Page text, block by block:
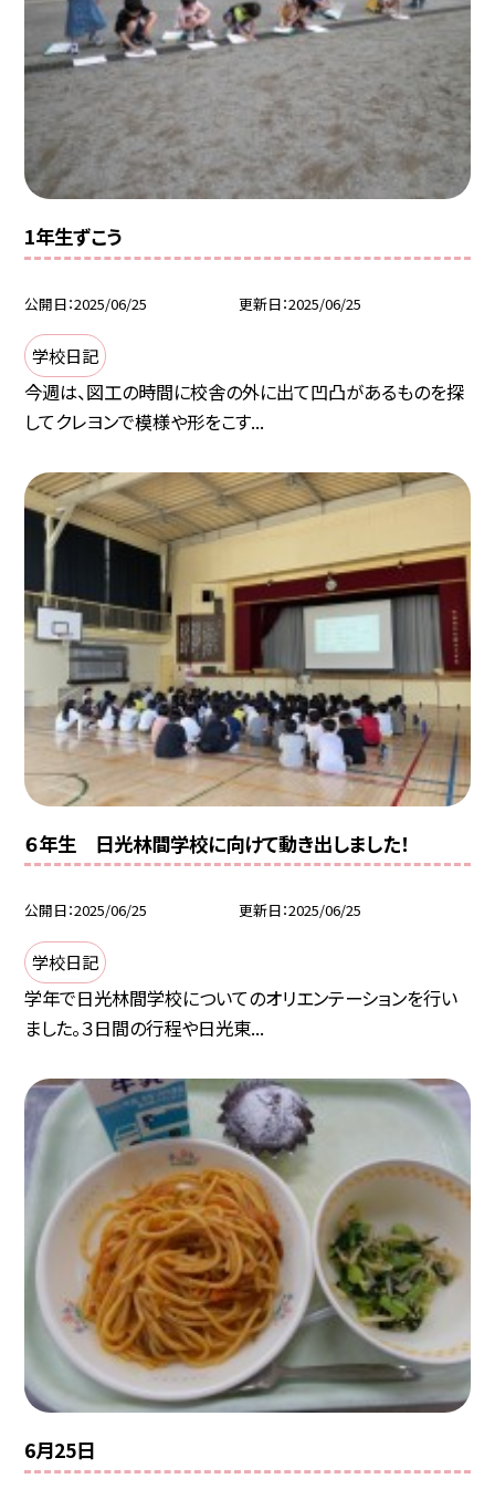
1年生ずこう
公開日 2025/06/25 更新日 2025/06/25
学校日記
今週は、図工の時間に校舎の外に出て凹凸があるものを探
してクレヨンで模様や形をこす...
６年生 日光林間学校に向けて動き出しました！
公開日 2025/06/25 更新日 2025/06/25
学校日記
学年で日光林間学校についてのオリエンテーションを行い
ました。３日間の行程や日光東...
6月25日